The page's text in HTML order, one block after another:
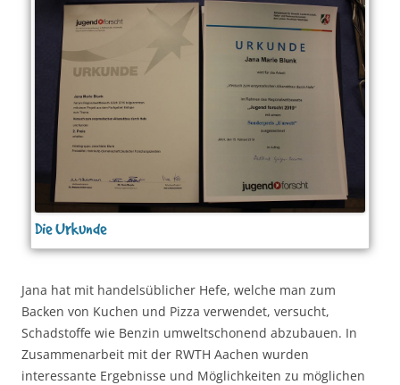
Die Urkunde
Jana hat mit handelsüblicher Hefe, welche man zum
Backen von Kuchen und Pizza verwendet, versucht,
Schadstoffe wie Benzin umweltschonend abzubauen. In
Zusammenarbeit mit der RWTH Aachen wurden
interessante Ergebnisse und Möglichkeiten zu möglichen